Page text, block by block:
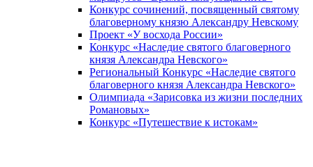
Конкурс сочинений, посвященный святому
благоверному князю Александру Невскому
Проект «У восхода России»
Конкурс «Наследие святого благоверного
князя Александра Невского»
Региональный Конкурс «Наследие святого
благоверного князя Александра Невского»
Олимпиада «Зарисовка из жизни последних
Романовых»
Конкурс «Путешествие к истокам»